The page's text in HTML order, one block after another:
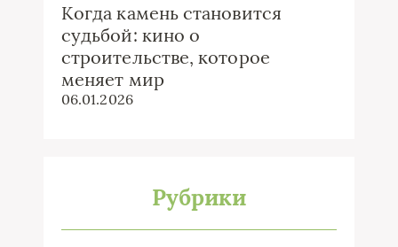
Когда камень становится
судьбой: кино о
строительстве, которое
меняет мир
06.01.2026
Рубрики